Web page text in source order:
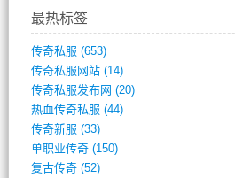
最热标签
传奇私服 (653)
传奇私服网站(14)
传奇私服发布网 (20)
热血传奇私服 (44)
传奇新服 (33)
单职业传奇(150)
复古传奇(52)